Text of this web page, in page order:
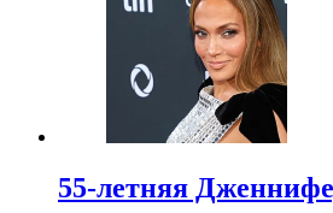
55-летняя